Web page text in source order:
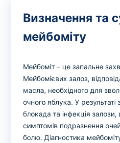
Визначення та
мейбоміту
Мейбоміт – це запальне
Мейбомієвих залоз,
масла, необхідного для
очного яблука. У
блокада та інфекція
симптомів подразнення
болю. Діагностика